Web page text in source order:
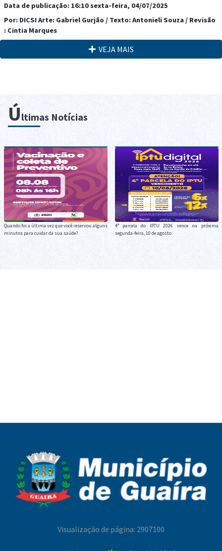
Data de publicação: 16:10 sexta-feira, 04/07/2025
Por: DICSI Arte: Gabriel Gurjão / Texto: Antonieli Souza / Revisão
: Cintia Marques
VEJA MAIS
Últimas Notícias
Quando foi a última vez que você reservou alguns
minutos para cuidar da sua saúde?
4ª parcela do IPTU 2026 vence na próxima
segunda-feira, 10 de agosto
Melhor Idade celebra o Dia dos Pais com
confraternização, cultura e fortalecimento de
vínculos em Guaíra
Campanha Nacional de Multivacinação reforça a
importância da atualização da carteira de
vacinação em Guaíra
Visualização de página: 2907100